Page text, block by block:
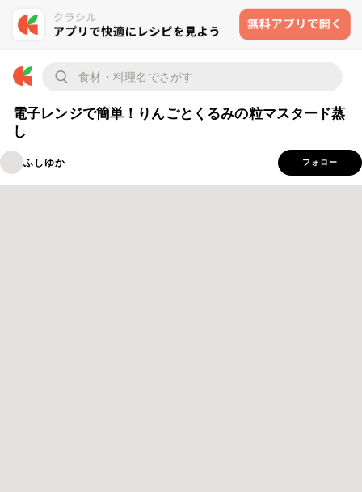
電子レンジで簡単！りんごとくるみの粒マスタード蒸
し
ふしゆか フォロー